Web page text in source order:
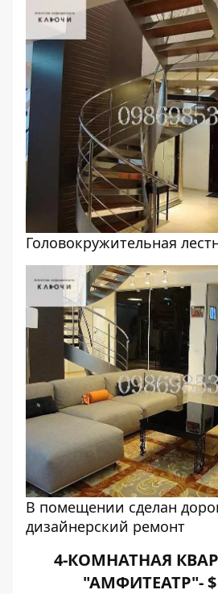
Головокружительная
В помещении сделан
дизайнерский ремонт
4-КОМНАТНАЯ
"АМФИТЕАТР"- $